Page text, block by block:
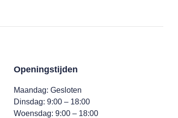
Openingstijden
Maandag: Gesloten
Dinsdag: 9:00 – 18:00
Woensdag: 9:00 – 18:00